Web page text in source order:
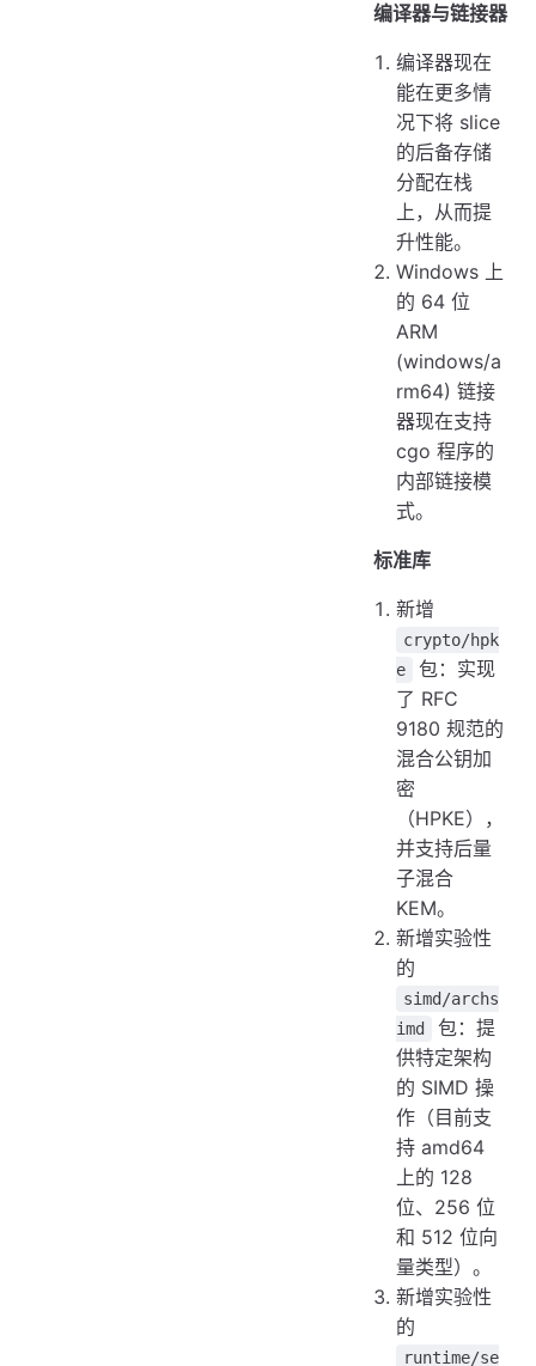
编译器与链接器
编译器现在
能在更多情
况下将 slice
的后备存储
分配在栈
上，从而提
升性能。
Windows 上
的 64 位
ARM
(windows/a
rm64) 链接
器现在支持
cgo 程序的
内部链接模
式。
标准库
新增
crypto/hpk
e
包：实现
了 RFC
9180 规范的
混合公钥加
密
（HPKE），
并支持后量
子混合
KEM。
新增实验性
的
simd/archs
imd
包：提
供特定架构
的 SIMD 操
作（目前支
持 amd64
上的 128
位、256 位
和 512 位向
量类型）。
新增实验性
的
runtime/se